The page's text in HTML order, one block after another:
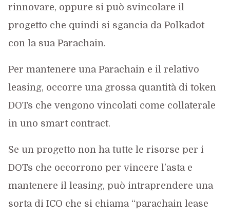
rinnovare, oppure si può svincolare il
progetto che quindi si sgancia da Polkadot
con la sua Parachain.
Per mantenere una Parachain e il relativo
leasing, occorre una grossa quantità di token
DOTs che vengono vincolati come collaterale
in uno smart contract.
Se un progetto non ha tutte le risorse per i
DOTs che occorrono per vincere l’asta e
mantenere il leasing, può intraprendere una
sorta di ICO che si chiama “parachain lease